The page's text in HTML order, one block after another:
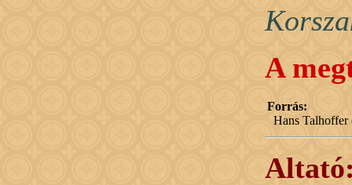
A
Forrás:
Hans Talhoffer